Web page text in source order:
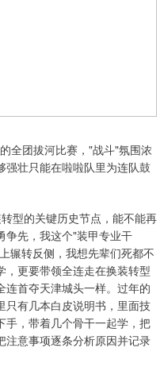
全团拔河比赛，"战斗"氛围浓
强壮只能在啦啦队里为连队鼓
型的关键历史节点，能不能再
争先，我这个"装甲专业干
辗转反侧，我想先辈们死都不
更要带领全连走在换装转型
连首夺天津城头一样。过年的
只有几本白皮说明书，里面技
手，带着几个骨干一起学，把
注意事项逐条分析原因并记录